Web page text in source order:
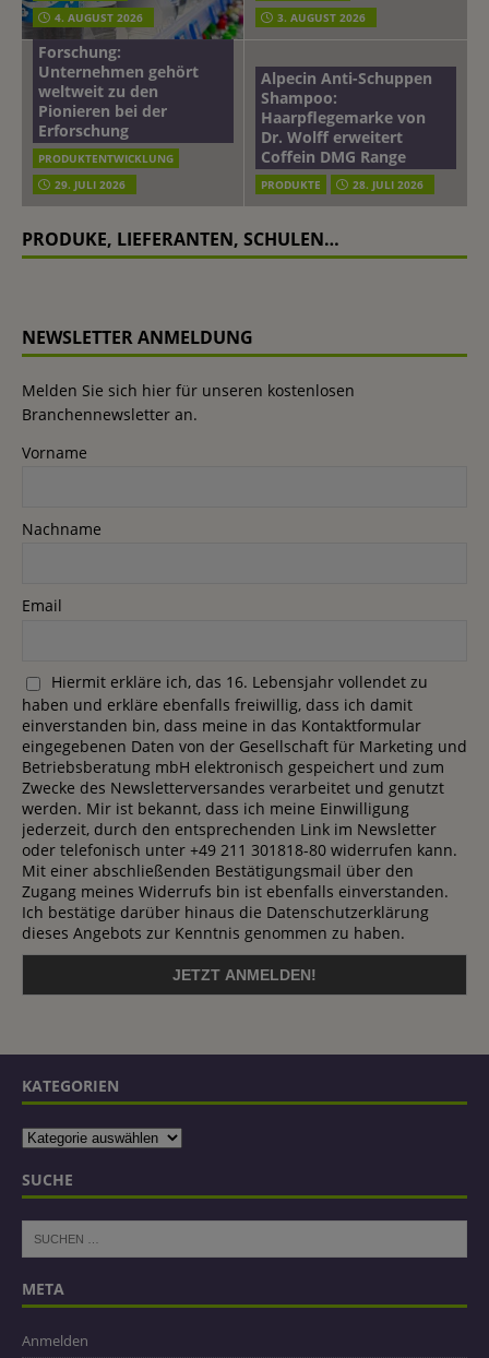
4. AUGUST 2026
3. AUGUST 2026
Beiersdorf
Hautmikrobiom-
Forschung:
Unternehmen gehört
weltweit zu den
Pionieren bei der
Erforschung
PRODUKTENTWICKLUNG
29. JULI 2026
Alpecin Anti-Schuppen
Shampoo:
Haarpflegemarke von
Dr. Wolff erweitert
Coffein DMG Range
PRODUKTE 28. JULI 2026
PRODUKE, LIEFERANTEN, SCHULEN…
NEWSLETTER ANMELDUNG
Melden Sie sich hier für unseren kostenlosen
Branchennewsletter an.
Vorname
Nachname
Email
Hiermit erkläre ich, das 16. Lebensjahr vollendet zu
haben und erkläre ebenfalls freiwillig, dass ich damit
einverstanden bin, dass meine in das Kontaktformular
eingegebenen Daten von der Gesellschaft für Marketing und
Betriebsberatung mbH elektronisch gespeichert und zum
Zwecke des Newsletterversandes verarbeitet und genutzt
werden. Mir ist bekannt, dass ich meine Einwilligung
jederzeit, durch den entsprechenden Link im Newsletter
oder telefonisch unter +49 211 301818-80 widerrufen kann.
Mit einer abschließenden Bestätigungsmail über den
Zugang meines Widerrufs bin ist ebenfalls einverstanden.
Ich bestätige darüber hinaus die Datenschutzerklärung
dieses Angebots zur Kenntnis genommen zu haben.
KATEGORIEN
SUCHE
META
Anmelden